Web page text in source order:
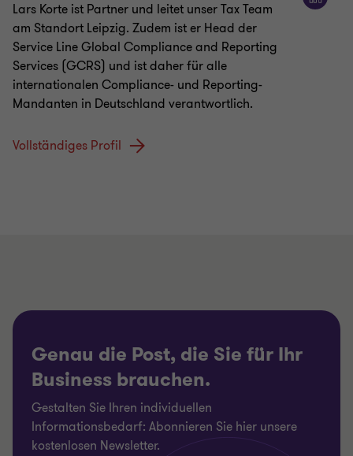
Lars Korte ist Partner und leitet unser Tax Team
am Standort Leipzig. Zudem ist er Head der
Service Line Global Compliance and Reporting
Services (GCRS) und ist daher für alle
internationalen Compliance- und Reporting-
Mandanten in Deutschland verantwortlich.
Vollständiges Profil
Genau die Post, die Sie für Ihr
Business brauchen.
Gestalten Sie Ihren individuellen
Informationsbedarf: Abonnieren Sie hier unsere
kostenlosen Newsletter.